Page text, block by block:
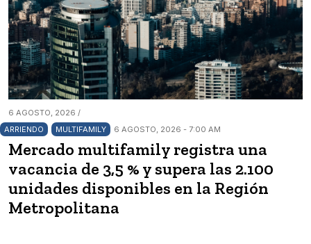
6 AGOSTO, 2026 /
ARRIENDO
MULTIFAMILY 6 AGOSTO, 2026 - 7:00 AM
Mercado multifamily registra una
vacancia de 3,5 % y supera las 2.100
unidades disponibles en la Región
Metropolitana